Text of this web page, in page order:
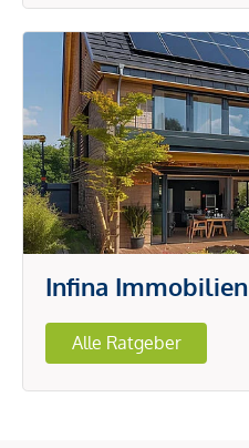
Infina Immobilien
Alle Ratgeber